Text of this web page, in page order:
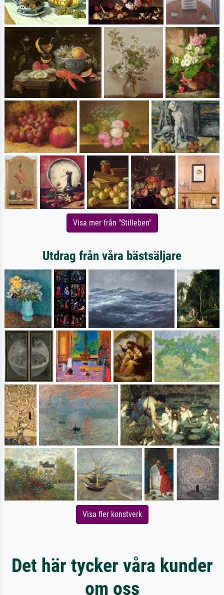
Visa mer från "Stilleben"
Utdrag från våra bästsäljare
Visa fler konstverk
Det här tycker våra kunder
om oss